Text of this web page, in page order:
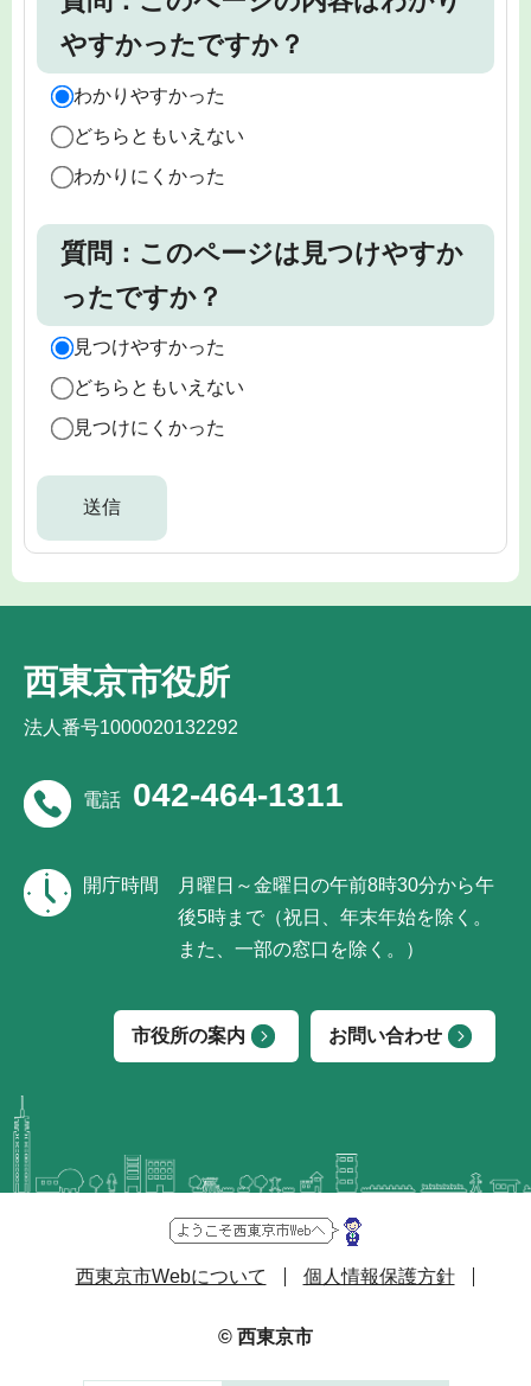
やすかったですか？
わかりやすかった
どちらともいえない
わかりにくかった
質問：このページは見つけやすか
ったですか？
見つけやすかった
どちらともいえない
見つけにくかった
西東京市役所
法人番号1000020132292
電話 042-464-1311
開庁時間
月曜日～金曜日の午前8時30分から午
後5時まで（祝日、年末年始を除く。
また、一部の窓口を除く。）
市役所の案内 お問い合わせ
西東京市Webについて 個人情報保護方針
© 西東京市